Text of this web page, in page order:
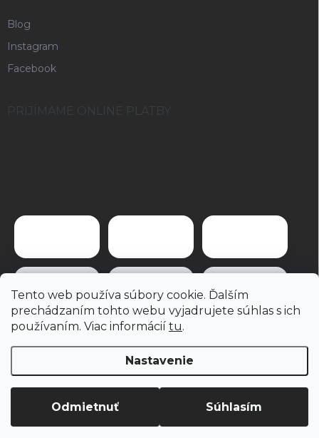
Tento web používa súbory cookie. Ďalším
prechádzaním tohto webu vyjadrujete súhlas s ich
používaním. Viac informácií tu.
Nastavenie
Odmietnuť Súhlasím
Blog
Instagram
Facebook
PRIJÍMAME ONLINE PLATBY
Vytvoril Shoptet
Copyright 2026 . Všetky práva vyhradené.